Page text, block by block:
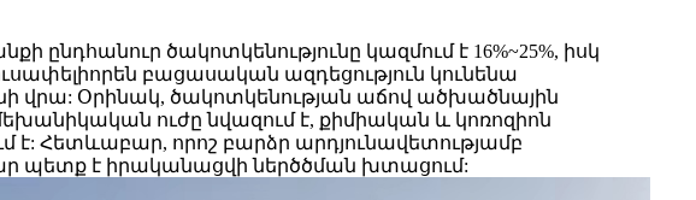
ծակոտկենությունը կազմում է 16%~25%, իսկ
բացասական ազդեցություն կունենա
վրա: Օրինակ, ծակոտկենության աճով ածխածնային
ուժը նվազում է, քիմիական և կոռոզիոն
է: Հետևաբար, որոշ բարձր արդյունավետությամբ
պետք է իրականացվի ներծծման խտացում: